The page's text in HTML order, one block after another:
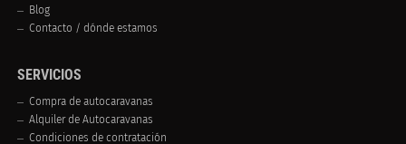
Blog
Contacto / dónde estamos
SERVICIOS
Compra de autocaravanas
Alquiler de Autocaravanas
Condiciones de contratación